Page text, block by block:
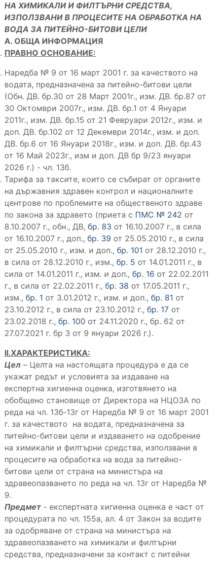
НА ХИМИКАЛИ И ФИЛТЪРНИ СРЕДСТВА,
ИЗПОЛЗВАНИ В ПРОЦЕСИТЕ НА ОБРАБОТКА НА
ВОДА ЗА ПИТЕЙНО-БИТОВИ ЦЕЛИ
А. ОБЩА ИНФОРМАЦИЯ
ПРАВНО ОСНОВАНИЕ:
Наредба № 9 от 16 март 2001 г. за качеството на
водата, предназначена за питейно-битови цели
(Обн. ДВ. бр.30 от 28 Март 2001г., изм. ДВ. бр.87 от
30 Октомври 2007г., изм. ДВ. бр.1 от 4 Януари
2011г., изм. ДВ. бр.15 от 21 Февруари 2012г., изм. и
доп. ДВ. бр.102 от 12 Декември 2014г., изм. и доп.
ДВ. бр.6 от 16 Януари 2018г., изм. и доп. ДВ. бр.43
от 16 Май 2023г., изм и доп. ДВ бр 9/23 януари
2026 г.) - чл. 13б.
Тарифа за таксите, които се събират от органите
на държавния здравен контрол и националните
центрове по проблемите на общественото здраве
по закона за здравето (приета с ПМС № 242 от
8.10.2007 г., обн., ДВ, бр. 83 от 16.10.2007 г., в сила
от 16.10.2007 г., доп., бр. 39 от 25.05.2010 г., в сила
от 25.05.2010 г., изм. и доп., бр. 101 от 28.12.2010 г.,
в сила от 28.12.2010 г., изм., бр. 5 от 14.01.2011 г., в
сила от 14.01.2011 г., изм. и доп., бр. 16 от 22.02.2011
г., в сила от 22.02.2011 г., бр. 38 от 17.05.2011 г.,
изм., бр. 1 от 3.01.2012 г., изм. и доп., бр. 81 от
23.10.2012 г., в сила от 23.10.2012 г., бр. 17 от
23.02.2018 г., бр. 100 от 24.11.2020 г., бр. 62 от
27.07.2021 г. бр 3 от 9 януари 2026 г.).
II.ХАРАКТЕРИСТИКА:
Цел – Целта на настоящата процедура е да се
укажат редът и условията за издаване на
експертна хигиенна оценка, изготвянето на
обобщено становище от Директора на НЦОЗА по
реда на чл. 13б-13г от Наредба № 9 от 16 март 2001
г. за качеството на водата, предназначена за
питейно-битови цели и издаването на одобрение
на химикали и филтърни средства, използвани в
процесите на обработка на вода за питейно-
битови цели от страна на министъра на
здравеопазването по реда на чл. 13г от Наредба №
9.
Предмет - експертната хигиенна оценка е част от
процедурата по чл. 155а, ал. 4 от Закон за водите
за одобряване от страна на министъра на
здравеопазването на химикали и филтърни
средства, предназначени за контакт с питейни